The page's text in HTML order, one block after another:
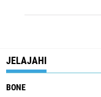
JELAJAHI
BONE